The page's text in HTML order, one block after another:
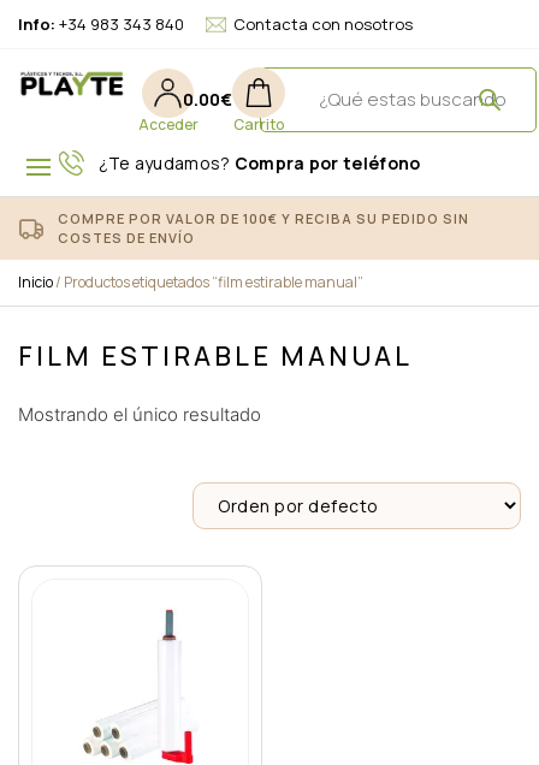
Info: +34 983 343 840 Contacta con nosotros
0.00€
¿Te ayudamos? Compra por teléfono
COMPRE POR VALOR DE 100€ Y RECIBA SU PEDIDO SIN
COSTES DE ENVÍO
Inicio/ Productos etiquetados “film estirable manual”
FILM ESTIRABLE MANUAL
Mostrando el único resultado